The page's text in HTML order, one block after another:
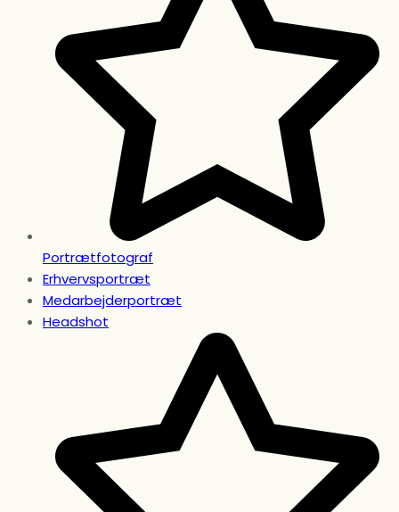
Portrætfotograf
Erhvervsportræt
Medarbejderportræt
Headshot